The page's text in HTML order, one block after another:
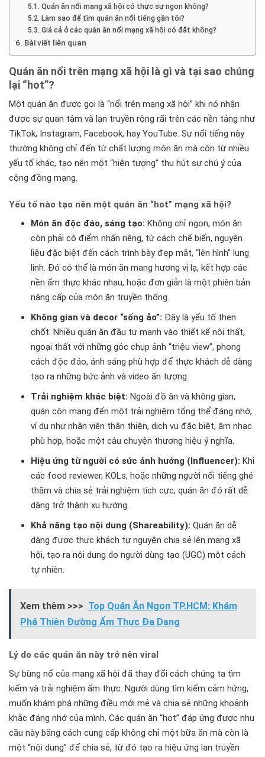
Quán ăn nổi mạng xã hội có thực sự ngon không?
Làm sao để tìm quán ăn nổi tiếng gần tôi?
Giá cả ở các quán ăn nổi mạng xã hội có đắt không?
Bài viết liên quan
Quán ăn nổi trên mạng xã hội là gì và tại sao chúng
lại “hot”?
Một quán ăn được gọi là “nổi trên mạng xã hội” khi nó nhận
được sự quan tâm và lan truyền rộng rãi trên các nền tảng như
TikTok, Instagram, Facebook, hay YouTube. Sự nổi tiếng này
thường không chỉ đến từ chất lượng món ăn mà còn từ nhiều
yếu tố khác, tạo nên một “hiện tượng” thu hút sự chú ý của
cộng đồng mạng.
Yếu tố nào tạo nên một quán ăn “hot” mạng xã hội?
Món ăn độc đáo, sáng tạo: Không chỉ ngon, món ăn
còn phải có điểm nhấn riêng, từ cách chế biến, nguyên
liệu đặc biệt đến cách trình bày đẹp mắt, “lên hình” lung
linh. Đó có thể là món ăn mang hương vị lạ, kết hợp các
nền ẩm thực khác nhau, hoặc đơn giản là một phiên bản
nâng cấp của món ăn truyền thống.
Không gian và decor “sống ảo”: Đây là yếu tố then
chốt. Nhiều quán ăn đầu tư mạnh vào thiết kế nội thất,
ngoại thất với những góc chụp ảnh “triệu view”, phong
cách độc đáo, ánh sáng phù hợp để thực khách dễ dàng
tạo ra những bức ảnh và video ấn tượng.
Trải nghiệm khác biệt: Ngoài đồ ăn và không gian,
quán còn mang đến một trải nghiệm tổng thể đáng nhớ,
ví dụ như nhân viên thân thiện, dịch vụ đặc biệt, âm nhạc
phù hợp, hoặc một câu chuyện thương hiệu ý nghĩa.
Hiệu ứng từ người có sức ảnh hưởng (Influencer): Khi
các food reviewer, KOLs, hoặc những người nổi tiếng ghé
thăm và chia sẻ trải nghiệm tích cực, quán ăn đó rất dễ
dàng trở thành xu hướng.
Khả năng tạo nội dung (Shareability): Quán ăn dễ
dàng được thực khách tự nguyện chia sẻ lên mạng xã
hội, tạo ra nội dung do người dùng tạo (UGC) một cách
tự nhiên.
Xem thêm >>> Top Quán Ăn Ngon TP.HCM: Khám
Phá Thiên Đường Ẩm Thực Đa Dạng
Lý do các quán ăn này trở nên viral
Sự bùng nổ của mạng xã hội đã thay đổi cách chúng ta tìm
kiếm và trải nghiệm ẩm thực. Người dùng tìm kiếm cảm hứng,
muốn khám phá những điều mới mẻ và chia sẻ những khoảnh
khắc đáng nhớ của mình. Các quán ăn “hot” đáp ứng được nhu
cầu này bằng cách cung cấp không chỉ một bữa ăn mà còn là
một “nội dung” để chia sẻ, từ đó tạo ra hiệu ứng lan truyền